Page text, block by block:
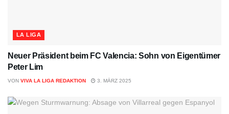
LA LIGA
Neuer Präsident beim FC Valencia: Sohn von Eigentümer
Peter Lim
VON VIVA LA LIGA REDAKTION 3. MÄRZ 2025